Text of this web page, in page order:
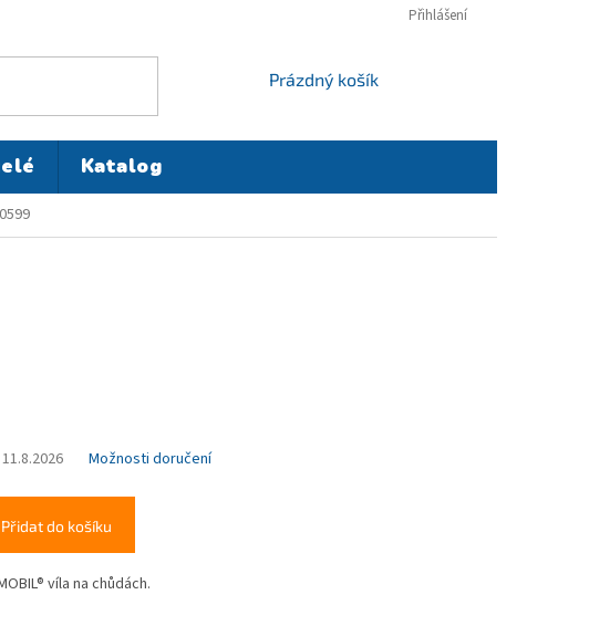
Přihlášení
NÁKUPNÍ
Prázdný košík
Katalog
11.8.2026 Možnosti doručení
Přidat do košíku
víla na chůdách.